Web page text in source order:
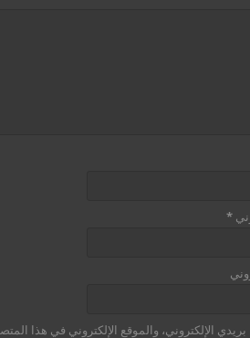
*
الإلكتروني، والموقع الإلكتروني في هذا